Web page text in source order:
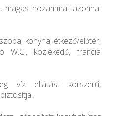
magas hozammal azonnal
konyha, étkező/előtér,
W.C., közlekedő, francia
víz ellátást korszerű,